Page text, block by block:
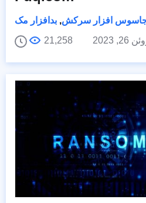
جاسوس افزار سرکش, بدافزار مک
26, 2023
21,258